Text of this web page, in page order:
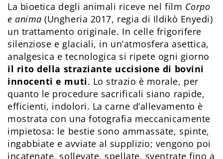
La bioetica degli animali riceve nel film Corpo
e anima (Ungheria 2017, regia di Ildikò Enyedi)
un trattamento originale. In celle frigorifere
silenziose e glaciali, in un’atmosfera asettica,
analgesica e tecnologica si ripete ogni giorno
il rito della straziante uccisione di bovini
innocenti e muti. Lo strazio è morale, per
quanto le procedure sacrificali siano rapide,
efficienti, indolori. La carne d’allevamento è
mostrata con una fotografia meccanicamente
impietosa: le bestie sono ammassate, spinte,
ingabbiate e avviate al supplizio; vengono poi
incatenate, sollevate, spellate, sventrate fino a